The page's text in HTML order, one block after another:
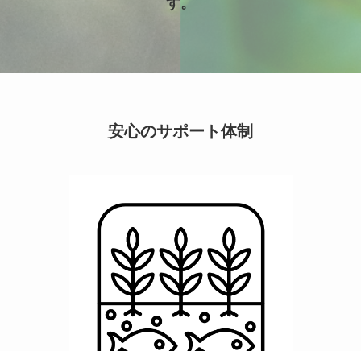
安心のサポート体制